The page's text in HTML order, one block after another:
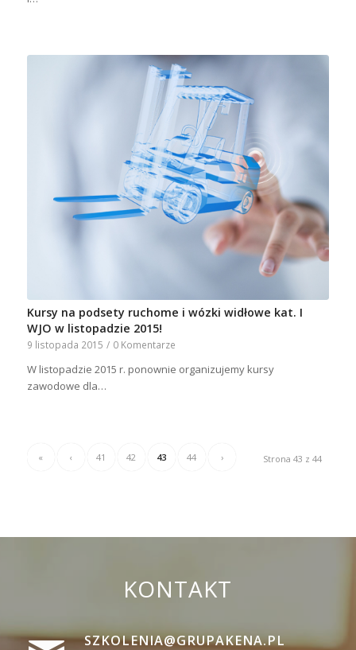
Kursy na podsety ruchome i wózki widłowe kat. I
WJO w listopadzie 2015!
9 listopada 2015 / 0 Komentarze
W listopadzie 2015 r. ponownie organizujemy kursy
zawodowe dla…
Strona 43 z 44
« ‹ 41 42 43 44 ›
KONTAKT
SZKOLENIA@GRUPAKENA.PL